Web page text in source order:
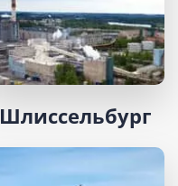
Шлиссельбург